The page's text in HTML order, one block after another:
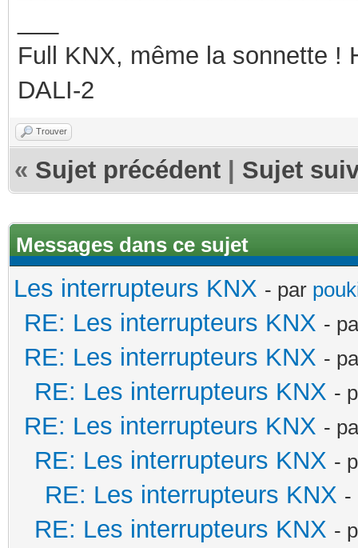
Full KNX, même la sonnette !
DALI-2
Trouver
« Sujet précédent Sujet
Messages dans ce sujet
Les interrupteurs KNX - par
RE: Les interrupteurs KNX -
RE: Les interrupteurs KNX -
RE: Les interrupteurs KNX -
RE: Les interrupteurs KNX -
RE: Les interrupteurs KNX -
RE: Les interrupteurs KNX -
RE: Les interrupteurs KNX -